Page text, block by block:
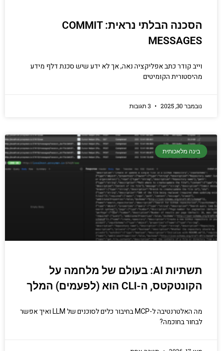
הסכנה הבלתי נראית: COMMIT
MESSAGES
וייב קודר כתב אפליקציה נאה, אך לא ידע שיש סכנת דלף מידע
מהיסטורית הקומיטים
נובמבר 30, 2025
בינה מלאכותית
תשתיות AI: בעולם של מלחמה על
הקונטקטס, ה-CLI הוא (לפעמים) המלך
מה האלטרנטיבה ל-MCP בחיבור כלים לסוכנים של LLM ואיך אפשר
לבחור בחוכמה?